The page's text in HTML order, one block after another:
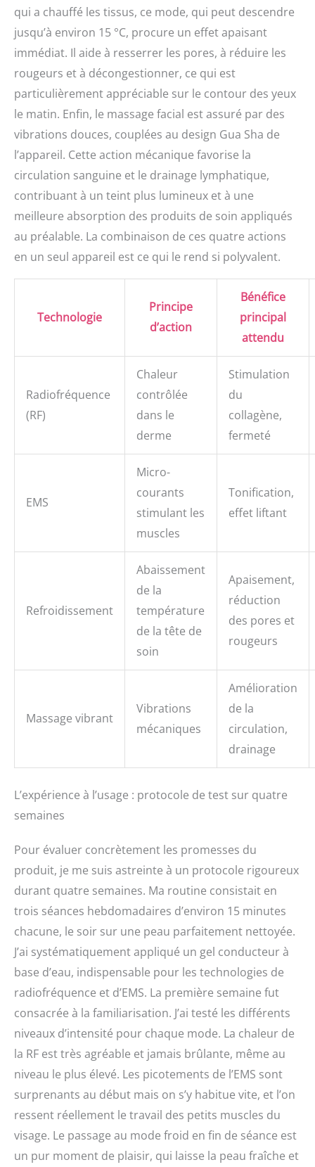
qui a chauffé les tissus, ce mode, qui peut descendre
jusqu’à environ 15 °C, procure un effet apaisant
immédiat. Il aide à resserrer les pores, à réduire les
rougeurs et à décongestionner, ce qui est
particulièrement appréciable sur le contour des yeux
le matin. Enfin, le massage facial est assuré par des
vibrations douces, couplées au design Gua Sha de
l’appareil. Cette action mécanique favorise la
circulation sanguine et le drainage lymphatique,
contribuant à un teint plus lumineux et à une
meilleure absorption des produits de soin appliqués
au préalable. La combinaison de ces quatre actions
en un seul appareil est ce qui le rend si polyvalent.
Technologie
Principe
d’action
Bénéfice
principal
attendu
Radiofréquence
(RF)
Chaleur
contrôlée
dans le
derme
Stimulation
du
collagène,
fermeté
EMS
Micro-
courants
stimulant les
muscles
Tonification,
effet liftant
Refroidissement
Abaissement
de la
température
de la tête de
soin
Apaisement,
réduction
des pores et
rougeurs
Massage vibrant
Vibrations
mécaniques
Amélioration
de la
circulation,
drainage
L’expérience à l’usage : protocole de test sur quatre
semaines
Pour évaluer concrètement les promesses du
produit, je me suis astreinte à un protocole rigoureux
durant quatre semaines. Ma routine consistait en
trois séances hebdomadaires d’environ 15 minutes
chacune, le soir sur une peau parfaitement nettoyée.
J’ai systématiquement appliqué un gel conducteur à
base d’eau, indispensable pour les technologies de
radiofréquence et d’EMS. La première semaine fut
consacrée à la familiarisation. J’ai testé les différents
niveaux d’intensité pour chaque mode. La chaleur de
la RF est très agréable et jamais brûlante, même au
niveau le plus élevé. Les picotements de l’EMS sont
surprenants au début mais on s’y habitue vite, et l’on
ressent réellement le travail des petits muscles du
visage. Le passage au mode froid en fin de séance est
un pur moment de plaisir, qui laisse la peau fraîche et